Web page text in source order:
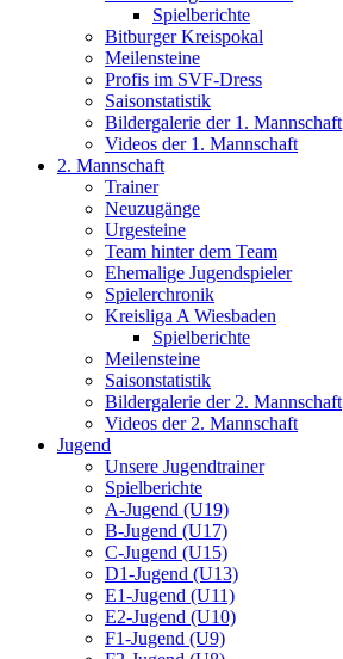
Spielberichte
Bitburger Kreispokal
Meilensteine
Profis im SVF-Dress
Saisonstatistik
Bildergalerie der 1. Mannschaft
Videos der 1. Mannschaft
2. Mannschaft
Trainer
Neuzugänge
Urgesteine
Team hinter dem Team
Ehemalige Jugendspieler
Spielerchronik
Kreisliga A Wiesbaden
Spielberichte
Meilensteine
Saisonstatistik
Bildergalerie der 2. Mannschaft
Videos der 2. Mannschaft
Jugend
Unsere Jugendtrainer
Spielberichte
A-Jugend (U19)
B-Jugend (U17)
C-Jugend (U15)
D1-Jugend (U13)
E1-Jugend (U11)
E2-Jugend (U10)
F1-Jugend (U9)